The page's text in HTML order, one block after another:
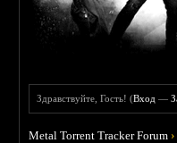
Здравствуйте, Гость! (Вход —
Metal Torrent Tracker Forum ›